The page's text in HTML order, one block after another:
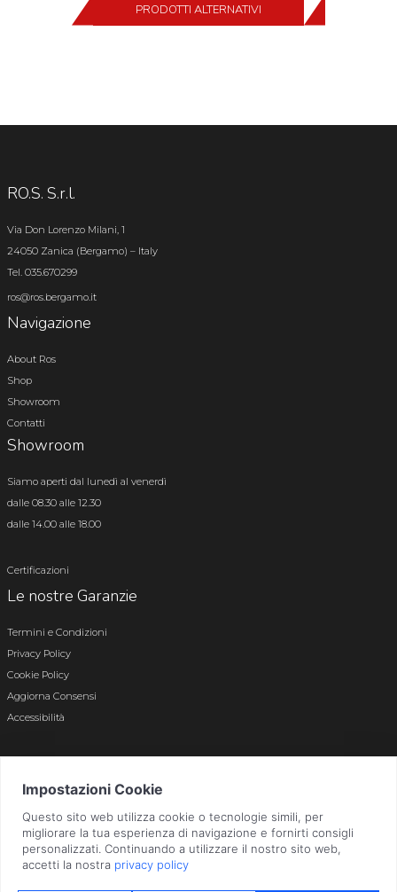
PRODOTTI ALTERNATIVI
RO.S. S.r.l.
Via Don Lorenzo Milani, 1
24050 Zanica (Bergamo) – Italy
Tel. 035.670299
ros@ros.bergamo.it
Navigazione
About Ros
Shop
Showroom
Contatti
Showroom
Siamo aperti dal lunedì al venerdì
dalle 08.30 alle 12.30
dalle 14.00 alle 18.00
Certificazioni
Le nostre Garanzie
Termini e Condizioni
Privacy Policy
Cookie Policy
Aggiorna Consensi
Accessibilità
Bergamo n. 01496180165 · Capitale Sociale i.v. € 800.000,00